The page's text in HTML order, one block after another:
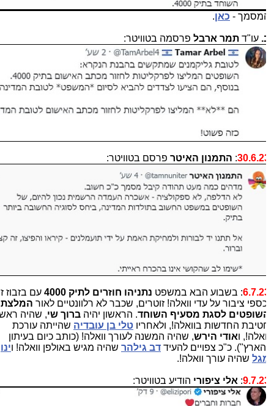
- כאן.
עו"דתמר ארבלפרסמה בטוויטר:
:התמנון האיטרפרסם בטוויטר:
: בשבוע הבא במשפטנתניהו חוזרים לתיק 4000
עם בזבוז זמן
ציבור על עדי וואלה! זוטרים, שכבר לא רלוונטיים לאורהמלצת
לסגת מסעיף השוחד. הראשון יהיהברוך שי, שהיה ראש
החדשות בוואלה!, ולאחריוטלי בן עובדיהשהייתה עורכת
ואודי הירש, שהיה המשנה לעורך וואלה! (כותב כיום בעיתון
כ"כ צפויים להעידדב גילהרשהיה מגיש באולפן וואלה! וינון
שהיה עורך וואלה!.
:אלי ציפוריהודיע בטוויטר: